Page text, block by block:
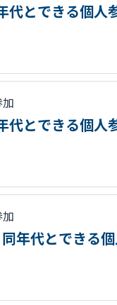
とできる個人
とできる個人
代とできる個